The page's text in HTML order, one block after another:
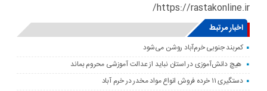
https://rastakonline.ir/
اخبار مرتبط
کمربند جنوبی خرم‌‌آباد روشن می‌شود
هیچ دانش‌آموزی در استان نباید از عدالت آموزشی محروم بماند
دستگیری ۱۱ خرده فروش انواع مواد مخدر در خرم آباد